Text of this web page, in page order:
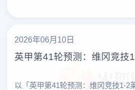
2026年06月10日
英甲第41轮预测：维冈竞技
以「英甲第41轮预测：维冈竞技1-2